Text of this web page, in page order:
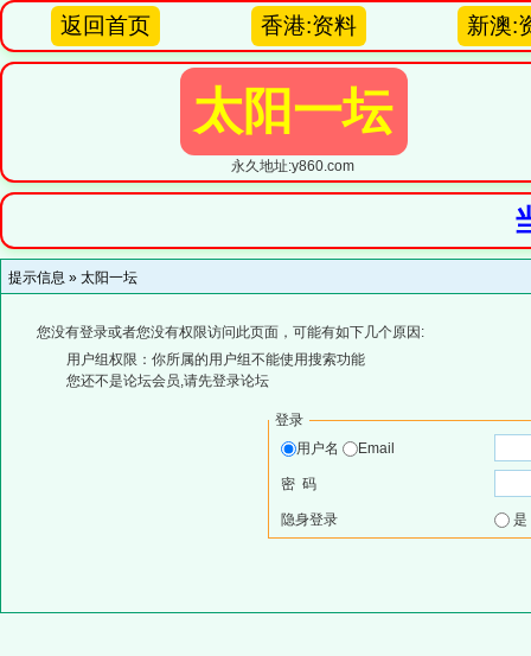
返回首页 香港:资料 新澳:
太阳一坛
永久地址:y860.com
提示信息 » 太阳一坛
您没有登录或者您没有权限访问此页面，可能有如下几个原因:
用户组权限：你所属的用户组不能使用搜索功能
您还不是论坛会员,请先登录论坛
登录
用户名
Email
密 码
隐身登录